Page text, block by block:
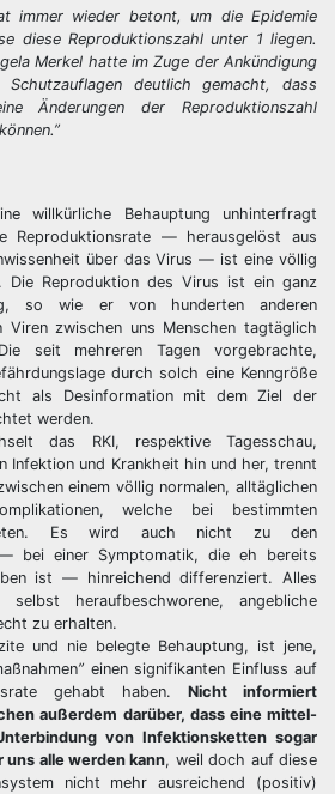
immer wieder betont, um die Epidemie
diese Reproduktionszahl unter 1 liegen.
Merkel hatte im Zuge der Ankündigung
deutlich gemacht, dass
Änderungen der Reproduktionszahl
willkürliche Behauptung unhinterfragt
Reproduktionsrate — herausgelöst aus
über das Virus — ist eine völlig
Die Reproduktion des Virus ist ein ganz
so wie er von hunderten anderen
Viren zwischen uns Menschen tagtäglich
seit mehreren Tagen vorgebrachte,
durch solch eine Kenngröße
als Desinformation mit dem Ziel der
werden.
das RKI, respektive Tagesschau,
Infektion und Krankheit hin und her, trennt
einem völlig normalen, alltäglichen
welche bei bestimmten
Es wird auch nicht zu den
— bei einer Symptomatik, die eh bereits
ist — hinreichend differenziert. Alles
heraufbeschworene, angebliche
zu erhalten.
und nie belegte Behauptung, ist jene,
” einen signifikanten Einfluss auf
gehabt haben. Nicht informiert
außerdem darüber, dass eine mittel-
von Infektionsketten sogar
alle werden kann, weil doch auf diese
nicht mehr ausreichend (positiv)